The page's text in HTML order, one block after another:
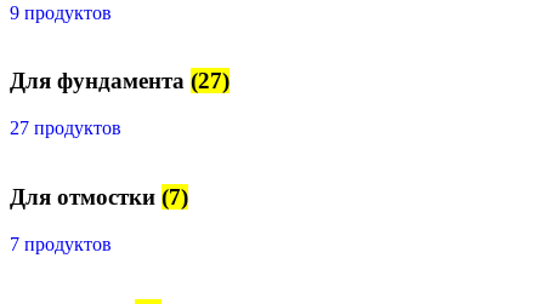
9 продуктов
Для фундамента (27)
27 продуктов
Для отмостки (7)
7 продуктов